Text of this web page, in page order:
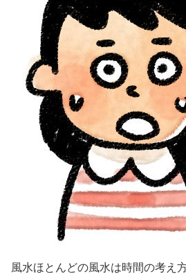
風水ほとんどの風水は時間の考え